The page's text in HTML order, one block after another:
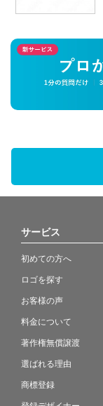
サービス
初めての方へ
ロゴを探す
お客様の声
料金について
著作権無償譲渡
選ばれる理由
商標登録